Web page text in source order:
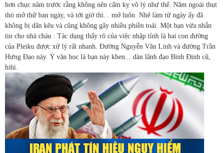
hơn chục năm trước rằng không nên cấm kỵ vô lý như thế. Năm ngoái thụt
thò mở thử ban ngày, và tới giờ thì... mở luôn. Nhẽ làm từ ngày ấy đã
không bị dân kêu và cũng không gây nhiều phiền toái. Một bạn vừa nhắn
tin cho nhà cháu : Tác dụng thấy rõ của việc nhập tỉnh là hai con đường
của Pleiku được xử lý rất nhanh. Đường Nguyễn Văn Linh và đường Trần
Hưng Đạo này. Ý văn học là bạn này khen... dàn lãnh đạo Bình Định cũ,
hihi.